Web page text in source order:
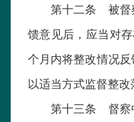
第十二条 被督
馈意见后，应当对
个月内将整改情况
以适当方式监督整改
第十三条 督察